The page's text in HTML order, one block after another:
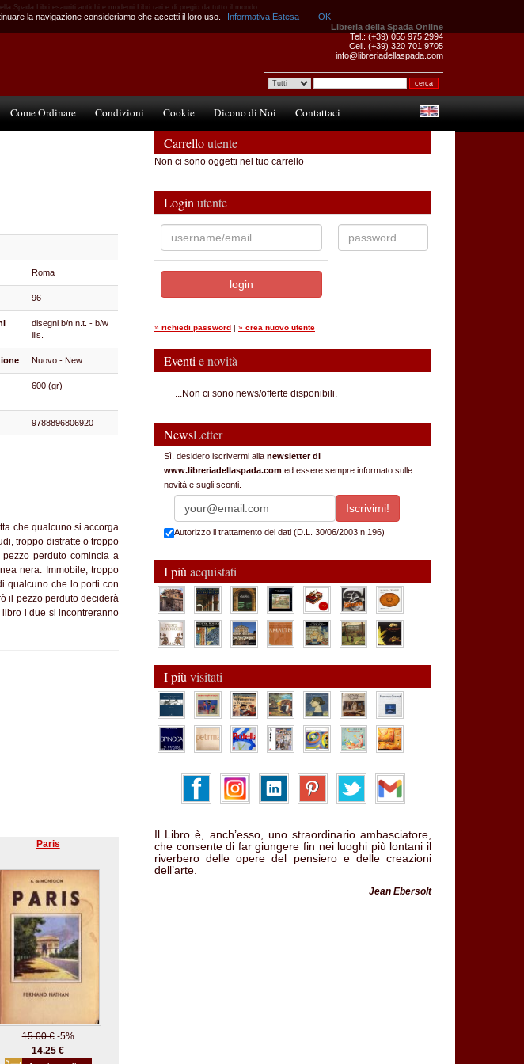
Spada Libri esauriti antichi e moderni Libri rari e di pregio da tutto il mondo
Libreria della Spada Online
Tel.: (+39) 055 975 2994
Cell. (+39) 320 701 9705
info@libreriadellaspada.com
Come Ordinare Condizioni Cookie Dicono di Noi Contattaci
Roma
96
disegni b/n n.t. - b/w
ills.
Nuovo - New
600 (gr)
9788896806920
che qualcuno si accorga
troppo distratte o troppo
perduto comincia a
nera. Immobile, troppo
qualcuno che lo porti con
il pezzo perduto deciderà
i due si incontreranno
Paris
15.00 €-5%
14.25 €
Carrelloutente
Non ci sono oggetti nel tuo carrello
Login utente
» richiedi password | » crea nuovo utente
Eventi e novità
...Non ci sono news/offerte disponibili.
NewsLetter
Sì, desidero iscrivermi alla newsletter di
www.libreriadellaspada.com ed essere sempre informato sulle
novità e sugli sconti.
Autorizzo il trattamento dei dati (D.L. 30/06/2003 n.196)
I più acquistati
I più visitati
Il Libro è, anch’esso, uno straordinario ambasciatore,
che consente di far giungere fin nei luoghi più lontani il
riverbero delle opere del pensiero e delle creazioni
dell’arte.
Jean Ebersolt
la navigazione consideriamo che accetti il loro uso. Informativa Estesa OK